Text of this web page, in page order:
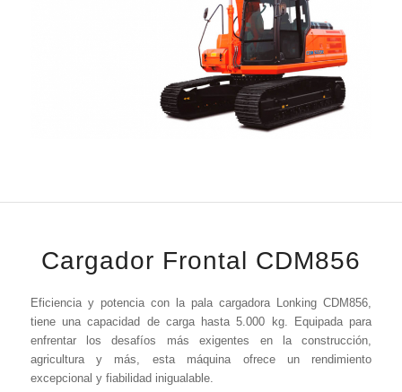
Cargador Frontal CDM856
Eficiencia y potencia con la pala cargadora Lonking CDM856,
tiene una capacidad de carga hasta 5.000 kg. Equipada para
enfrentar los desafíos más exigentes en la construcción,
agricultura y más, esta máquina ofrece un rendimiento
excepcional y fiabilidad inigualable.